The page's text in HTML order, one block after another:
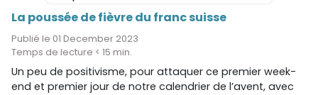
La poussée de fièvre du franc suisse
Publié le 01 December 2023
Temps de lecture < 15 min.
Un peu de positivisme, pour attaquer ce premier week-
end et premier jour de notre calendrier de l’avent, avec